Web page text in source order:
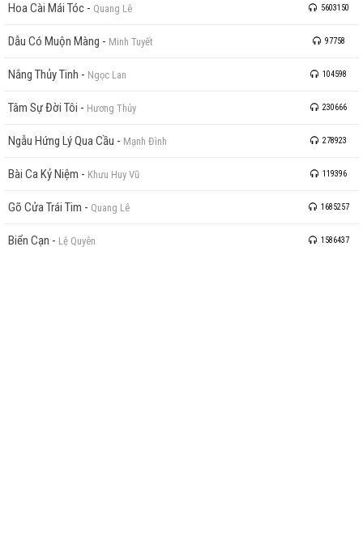
Hoa Cài Mái Tóc - Quang Lê 5603150
Dẫu Có Muộn Màng - Minh Tuyết 97758
Nắng Thủy Tinh - Ngọc Lan 104598
Tâm Sự Đời Tôi - Hương Thủy 230666
Ngẫu Hứng Lý Qua Cầu - Mạnh Đình 278923
Bài Ca Kỷ Niệm - Khưu Huy Vũ 119396
Gõ Cửa Trái Tim - Quang Lê 1685257
Biển Cạn - Lệ Quyên 1586437